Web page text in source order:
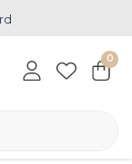
0